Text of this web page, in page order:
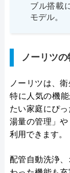
ブル搭載
モデル。
ノーリツ
ノーリツは、
特に人気の機
たい家庭にぴ
湯量の管理」
利用できます。
配管自動洗浄